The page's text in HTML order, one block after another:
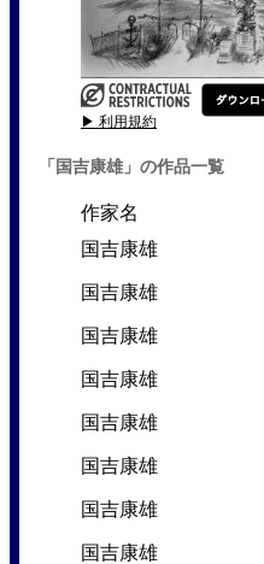
▶ 利用規約
「国吉康雄」の作品一覧
作家名
国吉康雄
国吉康雄
国吉康雄
国吉康雄
国吉康雄
国吉康雄
国吉康雄
国吉康雄